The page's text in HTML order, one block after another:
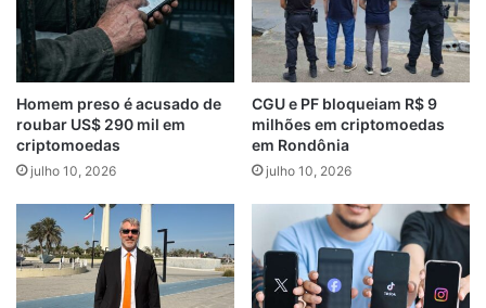
Homem preso é acusado de
roubar US$ 290 mil em
criptomoedas
julho 10, 2026
CGU e PF bloqueiam R$ 9
milhões em criptomoedas
em Rondônia
julho 10, 2026